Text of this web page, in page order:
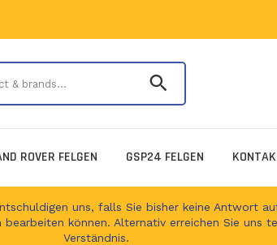
Serch Product &
ROVER FELGEN GSP24 FELGEN
uns, falls Sie bisher keine Antwort
können. Alternativ erreichen Sie uns
Verständnis.